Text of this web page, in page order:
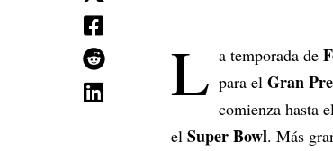
L a temporada de
para el Gran
comienza hasta
el Super Bowl. Más